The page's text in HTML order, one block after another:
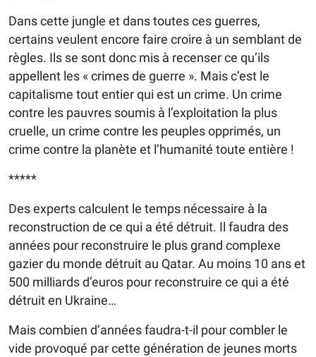
Dans cette jungle et dans toutes ces guerres,
certains veulent encore faire croire à un semblant de
règles. Ils se sont donc mis à recenser ce qu’ils
appellent les « crimes de guerre ». Mais c’est le
capitalisme tout entier qui est un crime. Un crime
contre les pauvres soumis à l’exploitation la plus
cruelle, un crime contre les peuples opprimés, un
crime contre la planète et l’humanité toute entière !
*****
Des experts calculent le temps nécessaire à la
reconstruction de ce qui a été détruit. Il faudra des
années pour reconstruire le plus grand complexe
gazier du monde détruit au Qatar. Au moins 10 ans et
500 milliards d’euros pour reconstruire ce qui a été
détruit en Ukraine…
Mais combien d’années faudra-t-il pour combler le
vide provoqué par cette génération de jeunes morts